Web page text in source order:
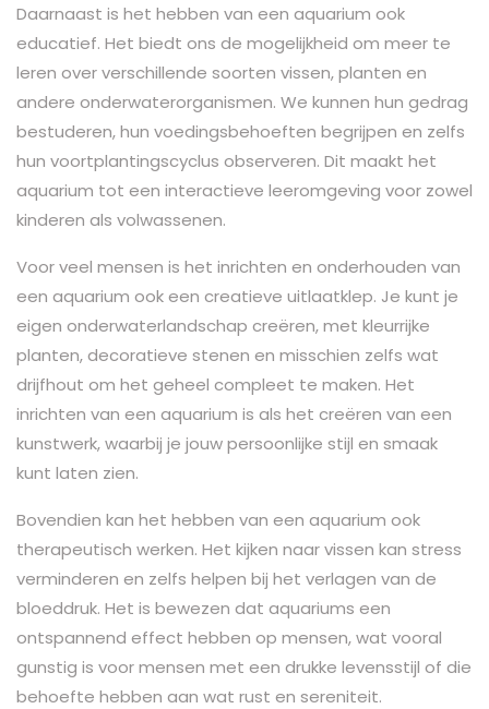
Daarnaast is het hebben van een aquarium ook
educatief. Het biedt ons de mogelijkheid om meer te
leren over verschillende soorten vissen, planten en
andere onderwaterorganismen. We kunnen hun gedrag
bestuderen, hun voedingsbehoeften begrijpen en zelfs
hun voortplantingscyclus observeren. Dit maakt het
aquarium tot een interactieve leeromgeving voor zowel
kinderen als volwassenen.
Voor veel mensen is het inrichten en onderhouden van
een aquarium ook een creatieve uitlaatklep. Je kunt je
eigen onderwaterlandschap creëren, met kleurrijke
planten, decoratieve stenen en misschien zelfs wat
drijfhout om het geheel compleet te maken. Het
inrichten van een aquarium is als het creëren van een
kunstwerk, waarbij je jouw persoonlijke stijl en smaak
kunt laten zien.
Bovendien kan het hebben van een aquarium ook
therapeutisch werken. Het kijken naar vissen kan stress
verminderen en zelfs helpen bij het verlagen van de
bloeddruk. Het is bewezen dat aquariums een
ontspannend effect hebben op mensen, wat vooral
gunstig is voor mensen met een drukke levensstijl of die
behoefte hebben aan wat rust en sereniteit.